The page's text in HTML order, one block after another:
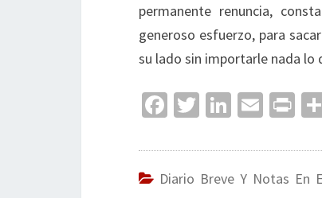
permanente renuncia,
generoso esfuerzo, para
su lado sin importarle nada lo
Fa
b
o
T
tt
er
Li
ke
dI
E
ai
l
Pr
t
Diario Breve Y Notas En